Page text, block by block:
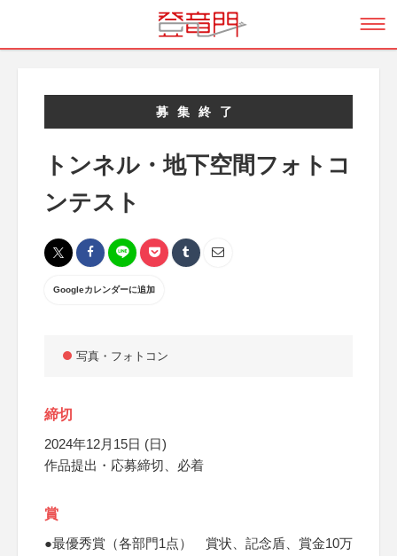
募集終了
トンネル・地下空間フォトコ
ンテスト
Googleカレンダーに追加
写真・フォトコン
締切
2024年12月15日 (日)
作品提出・応募締切、必着
賞
●最優秀賞（各部門1点） 賞状、記念盾、賞金10万